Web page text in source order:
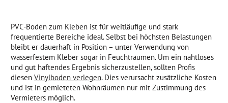
PVC-Boden zum Kleben ist für weitläufige und stark
frequentierte Bereiche ideal. Selbst bei höchsten Belastungen
bleibt er dauerhaft in Position – unter Verwendung von
wasserfestem Kleber sogar in Feuchträumen. Um ein nahtloses
und gut haftendes Ergebnis sicherzustellen, sollten Profis
diesen Vinylboden verlegen. Dies verursacht zusätzliche Kosten
und ist in gemieteten Wohnräumen nur mit Zustimmung des
Vermieters möglich.